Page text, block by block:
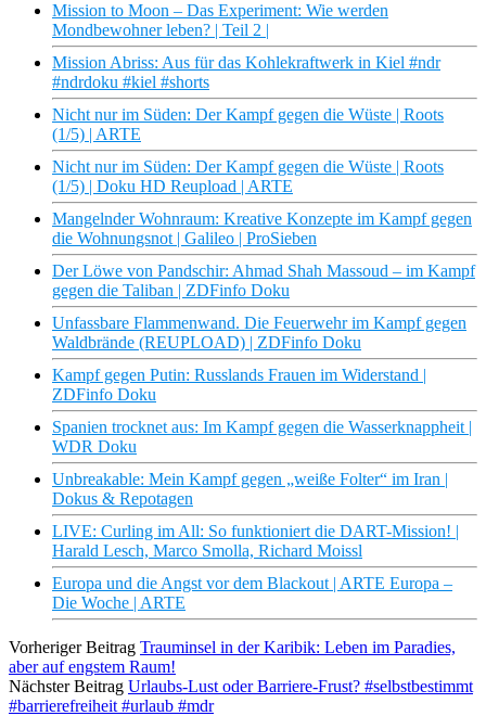
Mission to Moon – Das Experiment: Wie werden
Mondbewohner leben? | Teil 2 |
Mission Abriss: Aus für das Kohlekraftwerk in Kiel #ndr
#ndrdoku #kiel #shorts
Nicht nur im Süden: Der Kampf gegen die Wüste | Roots
(1/5) | ARTE
Nicht nur im Süden: Der Kampf gegen die Wüste | Roots
(1/5) | Doku HD Reupload | ARTE
Mangelnder Wohnraum: Kreative Konzepte im Kampf gegen
die Wohnungsnot | Galileo | ProSieben
Der Löwe von Pandschir: Ahmad Shah Massoud – im Kampf
gegen die Taliban | ZDFinfo Doku
Unfassbare Flammenwand. Die Feuerwehr im Kampf gegen
Waldbrände (REUPLOAD) | ZDFinfo Doku
Kampf gegen Putin: Russlands Frauen im Widerstand |
ZDFinfo Doku
Spanien trocknet aus: Im Kampf gegen die Wasserknappheit |
WDR Doku
Unbreakable: Mein Kampf gegen „weiße Folter“ im Iran |
Dokus & Repotagen
LIVE: Curling im All: So funktioniert die DART-Mission! |
Harald Lesch, Marco Smolla, Richard Moissl
Europa und die Angst vor dem Blackout | ARTE Europa –
Die Woche | ARTE
Vorheriger Beitrag Trauminsel in der Karibik: Leben im Paradies,
aber auf engstem Raum!
Nächster Beitrag Urlaubs-Lust oder Barriere-Frust? #selbstbestimmt
#barrierefreiheit #urlaub #mdr